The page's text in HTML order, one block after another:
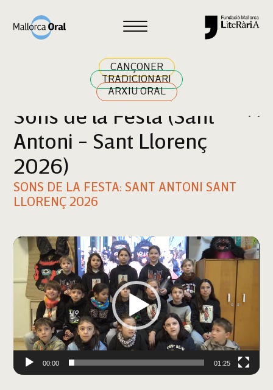
CANÇONER
TRADICIONARI
ARXIU ORAL
Cercar
Sons de la Festa (Sant
Antoni - Sant Llorenç
2026)
SONS DE LA FESTA: SANT ANTONI SANT
LLORENÇ 2026
Reproductor
de
00:00 01:25